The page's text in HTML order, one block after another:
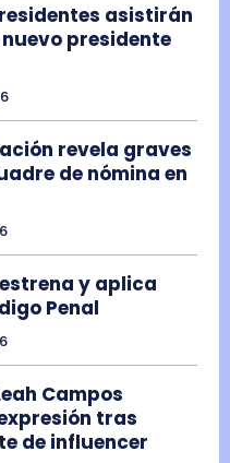
asistirán
presidente
revela graves
de nómina en
y aplica
Penal
Campos
tras
de influencer